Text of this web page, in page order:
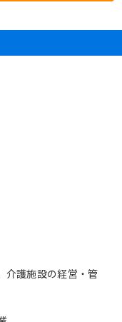
介護施設の経営・管